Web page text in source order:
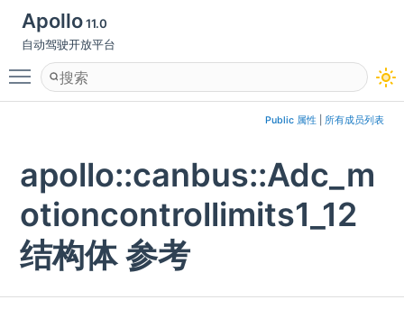
Apollo11.0
自动驾驶开放平台
Toggle main menu visibility
Public 属性 所有成员列表
apollo::canbus::Adc_m
otioncontrollimits1_12
结构体 参考